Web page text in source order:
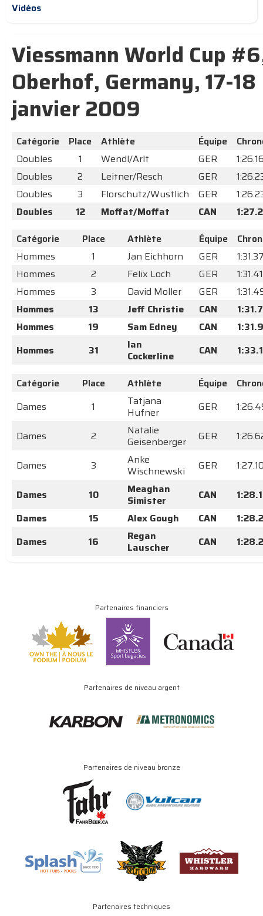
Vidéos
Viessmann World Cup
Oberhof, Germany, 17-18
janvier 2009
Catégorie Place Athlète Équipe
Doubles
1 Wendl/Arlt GER
Doubles
2 Leitner/Resch GER
Doubles
3 Florschutz/Wustlich GER
Doubles
12 Moffat/Moffat CAN
Catégorie
Place Athlète Équipe
Hommes
1 Jan Eichhorn GER
Hommes
2 Felix Loch GER
Hommes
3 David Moller GER
Hommes
13 Jeff Christie CAN
Hommes
19 Sam Edney CAN
Hommes
31
Ian
Cockerline
CAN
Catégorie Place Athlète Équipe
Dames
1
Tatjana
Hufner
GER
Dames
2
Natalie
Geisenberger
GER
Dames
3
Anke
Wischnewski
GER
Dames
10
Meaghan
Simister
CAN
Dames
15 Alex Gough CAN
Dames
16
Regan
Lauscher
CAN
Partenaires financiers
Partenaires de niveau argent
Partenaires de niveau bronze
Partenaires techniques